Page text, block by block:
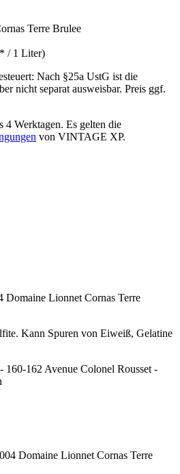
/ 1 Liter)
Nach §25a UstG ist die
nicht separat ausweisbar. Preis ggf.
4 Werktagen. Es gelten die
von VINTAGE XP.
Domaine Lionnet Cornas Terre
Kann Spuren von Eiweiß, Gelatine
162 Avenue Colonel Rousset -
Domaine Lionnet Cornas Terre